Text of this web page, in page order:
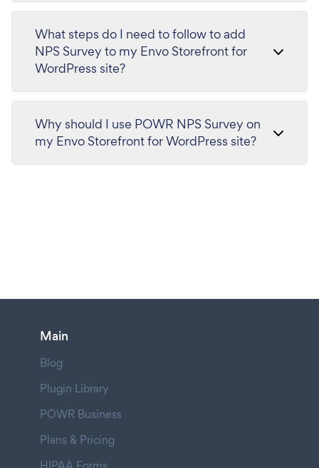
What steps do I need to follow to add
NPS Survey to my Envo Storefront for
WordPress site?
Why should I use POWR NPS Survey on
my Envo Storefront for WordPress site?
Main
Blog
Plugin Library
POWR Business
Plans & Pricing